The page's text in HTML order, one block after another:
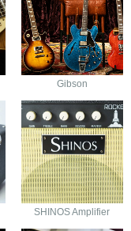
Gibson
SHINOS Amplifier